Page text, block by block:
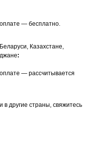
— бесплатно.
Беларуси, Казахстане,
:
— рассчитывается
в другие страны, свяжитесь